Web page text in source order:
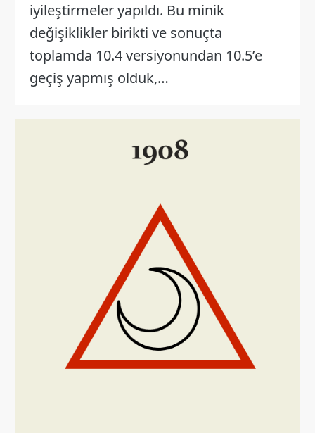
iyileştirmeler yapıldı. Bu minik
değişiklikler birikti ve sonuçta
toplamda 10.4 versiyonundan 10.5’e
geçiş yapmış olduk,…